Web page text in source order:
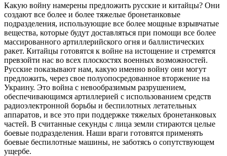
Какую войну намерены предложить русские и китайцы? Они
создают все более и более тяжелые бронетанковые
подразделения, использующие все более мощные взрывчатые
вещества, которые будут доставляться при помощи все более
массированного артиллерийского огня и баллистических
ракет. Китайцы готовятся к войне на истощение и стремятся
превзойти нас во всех плоскостях военных возможностей.
Русские показывают нам, какую именно войну они могут
предложить, через свое полуопосредованное вторжение на
Украину. Это война с невообразимым разрушением,
обеспечивающимся артиллерией с использованием средств
радиоэлектронной борьбы и беспилотных летательных
аппаратов, и все это при поддержке тяжелых бронетанковых
частей. В считанные секунды с лица земли стираются целые
боевые подразделения. Наши враги готовятся применять
боевые беспилотные машины, не заботясь о сопутствующем
ущербе.